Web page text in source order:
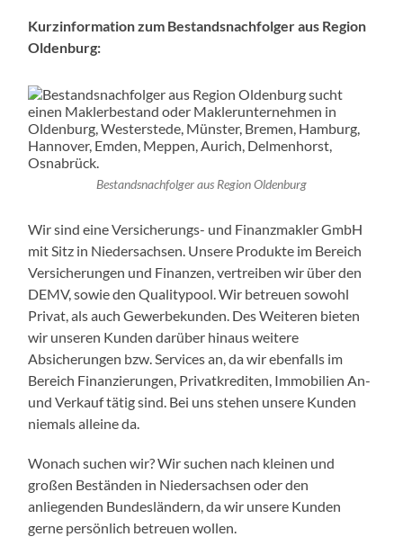
Kurzinformation zum Bestandsnachfolger aus Region
Oldenburg:
Bestandsnachfolger aus Region Oldenburg
Wir sind eine Versicherungs- und Finanzmakler GmbH
mit Sitz in Niedersachsen. Unsere Produkte im Bereich
Versicherungen und Finanzen, vertreiben wir über den
DEMV, sowie den Qualitypool. Wir betreuen sowohl
Privat, als auch Gewerbekunden. Des Weiteren bieten
wir unseren Kunden darüber hinaus weitere
Absicherungen bzw. Services an, da wir ebenfalls im
Bereich Finanzierungen, Privatkrediten, Immobilien An-
und Verkauf tätig sind. Bei uns stehen unsere Kunden
niemals alleine da.
Wonach suchen wir? Wir suchen nach kleinen und
großen Beständen in Niedersachsen oder den
anliegenden Bundesländern, da wir unsere Kunden
gerne persönlich betreuen wollen.